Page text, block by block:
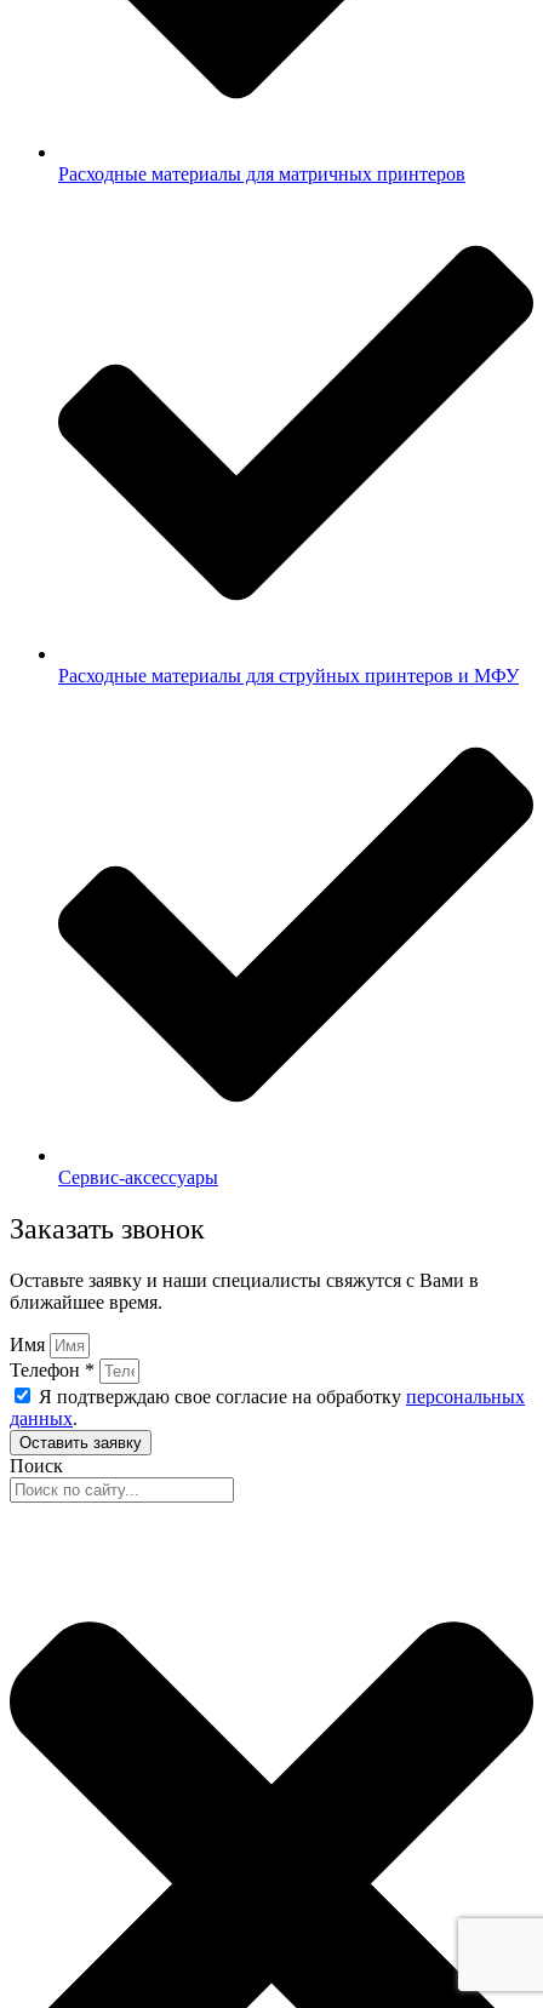
Расходные материалы для матричных принтеров
Расходные материалы для струйных принтеров и МФУ
Сервис-аксессуары
Заказать звонок
Оставьте заявку и наши специалисты свяжутся с Вами в
ближайшее время.
Имя
Телефон *
Я подтверждаю свое согласие на обработку персональных
данных.
Оставить заявку
Поиск